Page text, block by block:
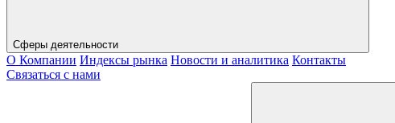
Сферы деятельности
О Компании Индексы рынка Новости и аналитика Контакты
Связаться с нами